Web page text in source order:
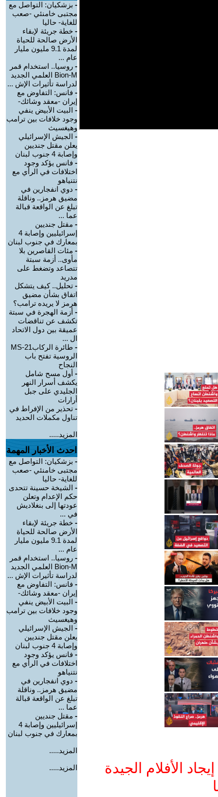
الأفلام الجيدة
- بزشكيان: التواصل مع
مجتبى خامنئي -صعب
للغاية- حاليا
- خطة جريئة لإبقاء
الأرض صالحة للحياة
لمدة 9.1 مليون مليار
عام ...
- روسيا.. استخدام قمر
Bion-M العلمي الجديد
لدراسة تأثيرات الإش ...
- فانس: التفاوض مع
إيران -معقد وشائك-
- البيت الأبيض ينفي
وجود خلافات بين ترامب
وهيغسيث
- الجيش الإسرائيلي
يعلن مقتل جنديين
وإصابة 4 جنوب لبنان
- فانس يؤكد وجود
اختلافات في الرأي مع
نتنياهو
- دوي انفجارين في
مضيق هرمز.. وناقلة
تبلغ عن الواقعة قبالة
عما ...
- مقتل جنديين
إسرائيليين وإصابة 4
بمعارك في جنوب لبنان
- مئات القاصرين بلا
مأوى.. أزمة سبتة
تتصاعد وتضغط على
مدريد
- تحليل.. كيف يتشكل
اتفاق بشأن مضيق
هرمز لا يريده ترامب؟
- أزمة الهجرة في سبتة
تكشف عن تناقضات
عميقة بين دول الاتحاد
ال ...
-
طائرة الركابMS-21
الروسية تفتح باب
النجاح
- أول مسح شامل
يكشف أسرار النهر
الجليدي على جبل
أرارات
- تحذير من الإفراط في
تناول مكملات الحديد
المزيد.....
احدث الأخبار المهمة
- بزشكيان: التواصل مع
مجتبى خامنئي -صعب
للغاية- حاليا
- الشيخة حسينة تتحدى
حكم الإعدام وتعلن
عودتها إلى بنغلاديش
في ...
- خطة جريئة لإبقاء
الأرض صالحة للحياة
لمدة 9.1 مليون مليار
عام ...
- روسيا.. استخدام قمر
Bion-M العلمي الجديد
لدراسة تأثيرات الإش ...
- فانس: التفاوض مع
إيران -معقد وشائك-
- البيت الأبيض ينفي
وجود خلافات بين ترامب
وهيغسيث
- الجيش الإسرائيلي
يعلن مقتل جنديين
وإصابة 4 جنوب لبنان
- فانس يؤكد وجود
اختلافات في الرأي مع
نتنياهو
- دوي انفجارين في
مضيق هرمز.. وناقلة
تبلغ عن الواقعة قبالة
عما ...
- مقتل جنديين
إسرائيليين وإصابة 4
بمعارك في جنوب لبنان
المزيد.....
المزيد.....